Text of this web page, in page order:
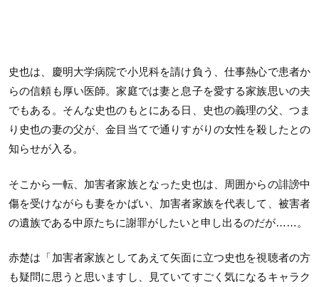
史也は、慶明大学病院で小児科を請け負う、仕事熱心で患者か
らの信頼も厚い医師。家庭では妻と息子を愛する家族思いの夫
でもある。そんな史也のもとにある日、史也の義理の父、つま
り史也の妻の父が、金目当てで通りすがりの女性を殺したとの
知らせが入る。
そこから一転、加害者家族となった史也は、周囲からの誹謗中
傷を受けながらも妻をかばい、加害者家族を代表して、被害者
の遺族である中原たちに謝罪がしたいと申し出るのだが……。
赤楚は「加害者家族としてあえて矢面に立つ史也を視聴者の方
も疑問に思うと思いますし、見ていてすごく気になるキャラク